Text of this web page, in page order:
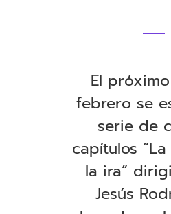
El
febrero se
serie de
capítulos
la ira”
Jesús